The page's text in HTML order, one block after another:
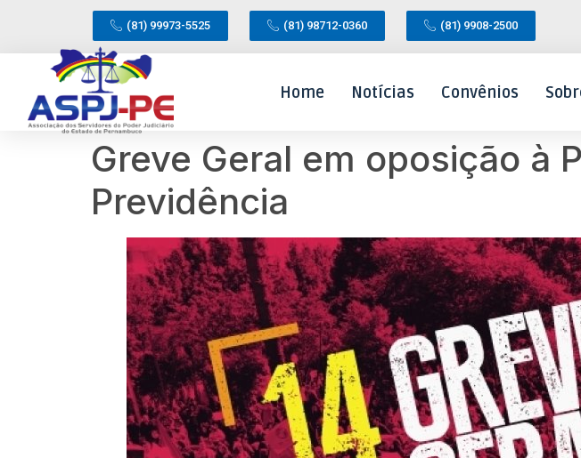
(81) 99973-5525 (81) 98712-0360 (81) 9908-2500
Home Notícias Convênios
Greve Geral em oposição à
Previdência